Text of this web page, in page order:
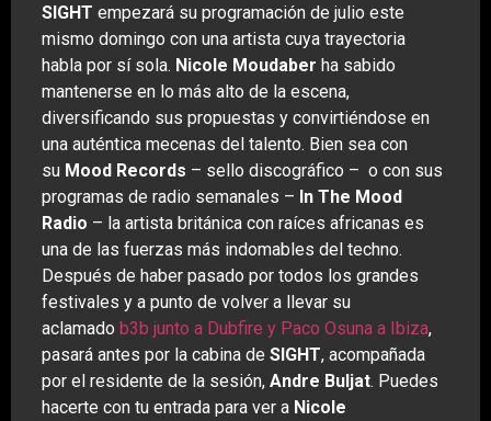
SIGHT empezará su programación de julio este
mismo domingo con una artista cuya trayectoria
habla por sí sola. Nicole Moudaber ha sabido
mantenerse en lo más alto de la escena,
diversificando sus propuestas y convirtiéndose en
una auténtica mecenas del talento. Bien sea con
su Mood Records – sello discográfico – o con sus
programas de radio semanales – In The Mood
Radio – la artista británica con raíces africanas es
una de las fuerzas más indomables del techno.
Después de haber pasado por todos los grandes
festivales y a punto de volver a llevar su
aclamado b3b junto a Dubfire y Paco Osuna a Ibiza,
pasará antes por la cabina de SIGHT, acompañada
por el residente de la sesión, Andre Buljat. Puedes
hacerte con tu entrada para ver a Nicole